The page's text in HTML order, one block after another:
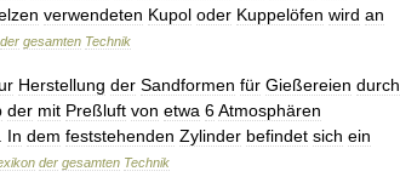
verwendeten Kupol oder Kuppelöfen wird an
der gesamten Technik
Herstellung der Sandformen für Gießereien durch
der mit Preßluft von etwa 6Atmosphären
In dem feststehenden Zylinder befindet sich ein
der gesamten Technik